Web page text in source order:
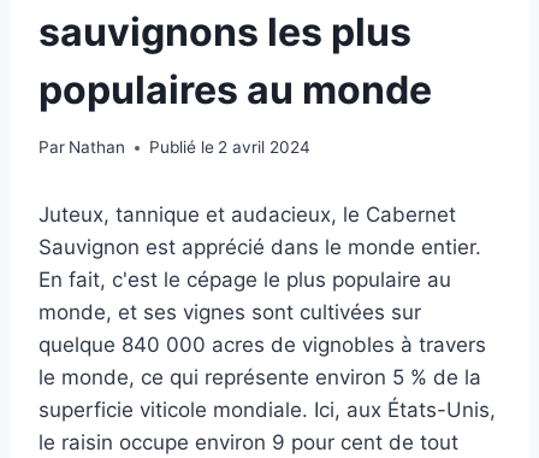
sauvignons les plus
populaires au monde
Par Nathan Publié le 2 avril 2024
Juteux, tannique et audacieux, le Cabernet
Sauvignon est apprécié dans le monde entier.
En fait, c'est le cépage le plus populaire au
monde, et ses vignes sont cultivées sur
quelque 840 000 acres de vignobles à travers
le monde, ce qui représente environ 5 % de la
superficie viticole mondiale. Ici, aux États-Unis,
le raisin occupe environ 9 pour cent de tout